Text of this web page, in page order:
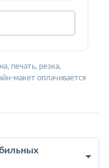
печать, резка,
макет оплачивается